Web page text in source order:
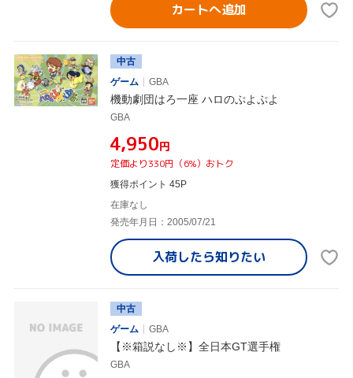
カートへ追加
中古
ゲーム
GBA
機動劇団はろ一座 ハロのぷよぷよ
GBA
¥4,950円
定価より330円（6%）おトク
獲得ポイント 45P
在庫なし
発売年月日：2005/07/21
入荷したら知りたい
中古
ゲーム
GBA
【※箱説なし※】全日本GT選手権
GBA